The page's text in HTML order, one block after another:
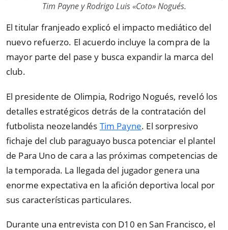
Tim Payne y Rodrigo Luis «Coto» Nogués.
El titular franjeado explicó el impacto mediático del
nuevo refuerzo. El acuerdo incluye la compra de la
mayor parte del pase y busca expandir la marca del
club.
El presidente de Olimpia, Rodrigo Nogués, reveló los
detalles estratégicos detrás de la contratación del
futbolista neozelandés Tim Payne. El sorpresivo
fichaje del club paraguayo busca potenciar el plantel
de Para Uno de cara a las próximas competencias de
la temporada. La llegada del jugador genera una
enorme expectativa en la afición deportiva local por
sus características particulares.
Durante una entrevista con D10 en San Francisco, el